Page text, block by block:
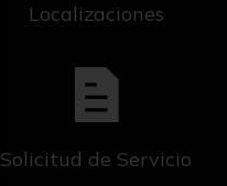
Localizaciones
Solicitud de Servicio